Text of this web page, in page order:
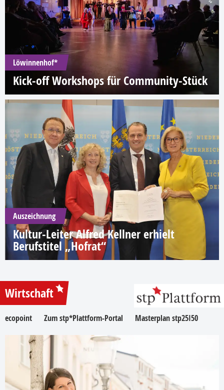
Löwinnenhof*
Kick-off Workshops für Community-Stück
Auszeichnung
Kultur-Leiter Alfred Kellner erhielt
Berufstitel „Hofrat“
Wirtschaft
ecopoint Zum stp*Plattform-Portal Masterplan stp25I50